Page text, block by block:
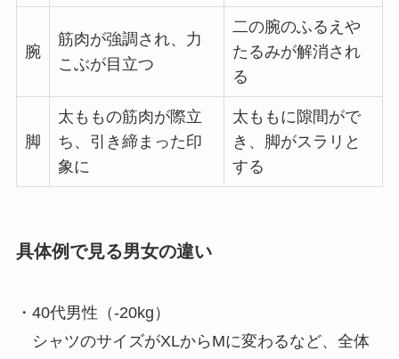
腕
筋肉が強調され、力
こぶが目立つ
二の腕のふるえや
たるみが解消され
る
脚
太ももの筋肉が際立
ち、引き締まった印
象に
太ももに隙間がで
き、脚がスラリと
する
具体例で見る男女の違い
・40代男性（-20kg）
シャツのサイズがXLからMに変わるなど、全体